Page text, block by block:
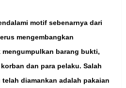
motif sebenarnya dari
mengembangkan
barang bukti,
dan para pelaku. Salah
diamankan adalah pakaian